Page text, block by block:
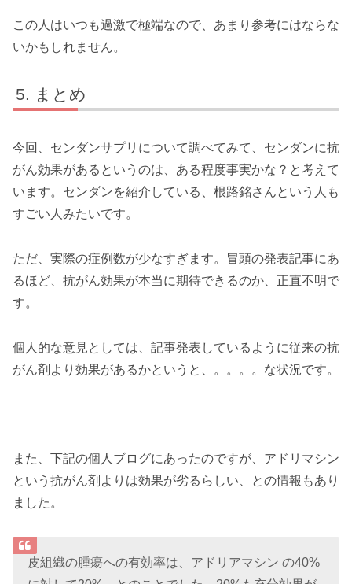
この人はいつも過激で極端なので、あまり参考にはならな
いかもしれません。
まとめ
今回、センダンサプリについて調べてみて、センダンに抗
がん効果があるというのは、ある程度事実かな？と考えて
います。センダンを紹介している、根路銘さんという人も
すごい人みたいです。
ただ、実際の症例数が少なすぎます。冒頭の発表記事にあ
るほど、抗がん効果が本当に期待できるのか、正直不明で
す。
個人的な意見としては、記事発表しているように従来の抗
がん剤より効果があるかというと、。。。。な状況です。
また、下記の個人ブログにあったのですが、アドリマシン
という抗がん剤よりは効果が劣るらしい、との情報もあり
ました。
皮組織の腫瘍への有効率は、アドリアマシン の40%